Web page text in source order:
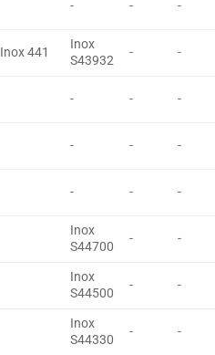
- - -
Inox 441
Inox
S43932
- -
- - -
- - -
- - -
Inox
S44700
- -
Inox
S44500
- -
Inox
S44330
- -